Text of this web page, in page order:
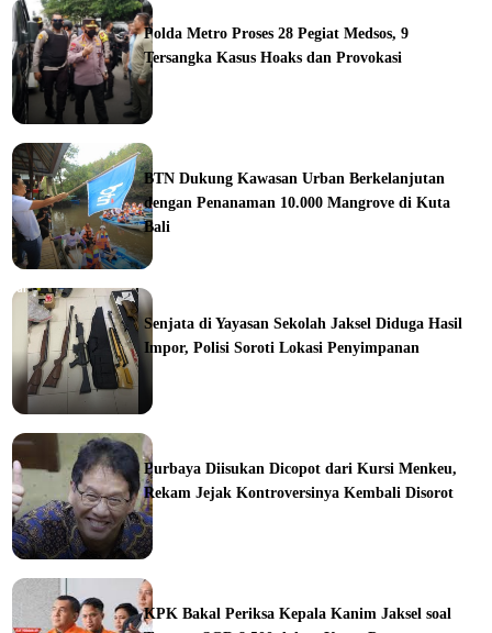
Polda Metro Proses 28 Pegiat Medsos, 9
Tersangka Kasus Hoaks dan Provokasi
BTN Dukung Kawasan Urban Berkelanjutan
dengan Penanaman 10.000 Mangrove di Kuta
Bali
Senjata di Yayasan Sekolah Jaksel Diduga Hasil
Impor, Polisi Soroti Lokasi Penyimpanan
Purbaya Diisukan Dicopot dari Kursi Menkeu,
Rekam Jejak Kontroversinya Kembali Disorot
KPK Bakal Periksa Kepala Kanim Jaksel soal